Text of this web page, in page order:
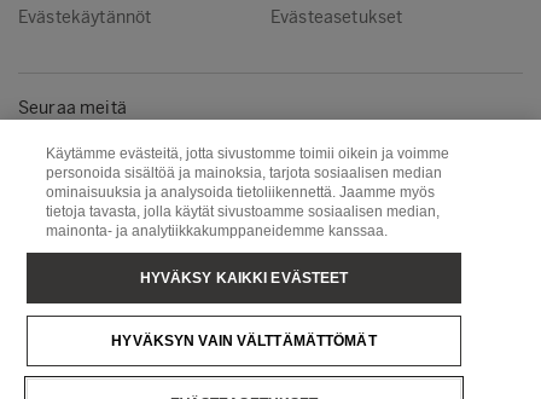
Evästekäytännöt
Evästeasetukset
Seuraa meitä
Facebook
Instagram
Linkedin
Youtube
Metsä Fibre
Metsä Forest
Metsä Board
Metsä Tissue
Metsä Spring
Käytämme evästeitä, jotta sivustomme toimii oikein ja voimme
personoida sisältöä ja mainoksia, tarjota sosiaalisen median
ominaisuuksia ja analysoida tietoliikennettä. Jaamme myös
tietoja tavasta, jolla käytät sivustoamme sosiaalisen median,
mainonta- ja analytiikkakumppaneidemme kanssaa.
HYVÄKSYN VAIN VÄLTTÄMÄTTÖMÄT
HYVÄKSY KAIKKI EVÄSTEET